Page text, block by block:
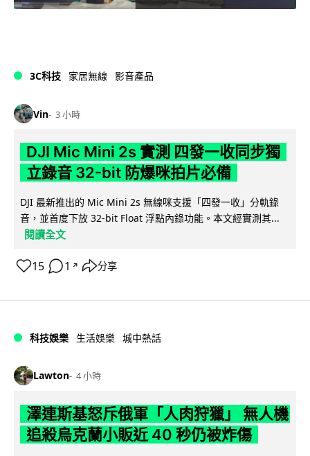
3C科技 家居無線 影音產品
Vin 3 小時
DJI Mic Mini 2s 實測 四發一收同步獨
立錄音 32-bit 防爆咪拍片必備
DJI 最新推出的 Mic Mini 2s 無線咪支援「四發一收」分軌錄
音，並首度下放 32-bit Float 浮點內錄功能。本文經實測其...
閱讀全文
15 1 ↗ 分享
科技娛樂 生活娛樂 城中熱話
Lawton 4 小時
澤連斯基怒斥俄軍「人肉狩獵」 無人機
追殺烏克蘭小販近 40 秒仍被炸傷